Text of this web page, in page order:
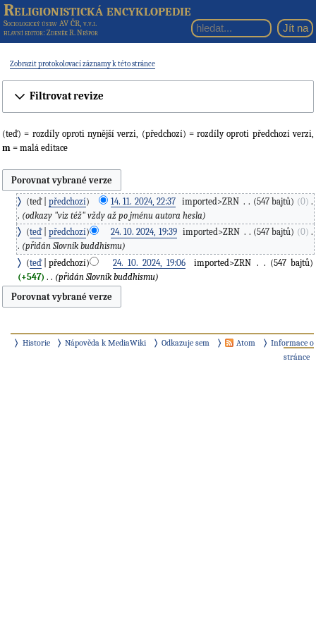
Religionistická encyklopedie
Sociologický ústav AV ČR, v.v.i.
hlavní editor: Zdeněk R. Nešpor
Zobrazit protokolovací záznamy k této stránce
Filtrovat revize
(teď) = rozdíly oproti nynější verzi, (předchozí) = rozdíly oproti předchozí verzi,
m = malá editace
teď předchozí 14. 11. 2024, 22:37 imported>ZRN ‎ 547 bajtů 0 ‎
odkazy "viz též" vždy až po jménu autora hesla
teď
předchozí 24. 10. 2024, 19:39‎ imported>ZRN ‎ 547 bajtů 0 ‎
přidán Slovník buddhismu
teď
předchozí 24. 10. 2024, 19:06 imported>ZRN ‎
547 bajtů
+547 ‎ přidán Slovník buddhismu
Historie Nápověda k MediaWiki Odkazuje sem Atom
Informace o
stránce